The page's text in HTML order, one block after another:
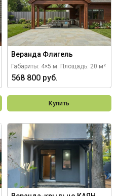
Веранда Флигель
Габариты: 4×5 м. Площадь: 20 м²
568 800 руб.
Купить